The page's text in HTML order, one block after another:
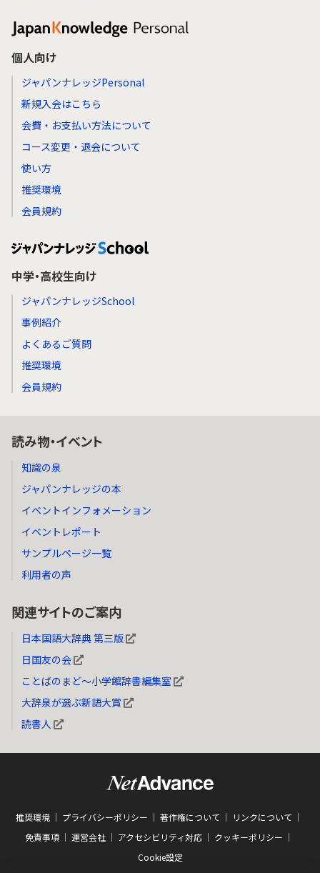
個人向け
ジャパンナレッジPersonal
新規入会はこちら
会費・お支払い方法について
コース変更・退会について
使い方
推奨環境
会員規約
中学・高校生向け
ジャパンナレッジSchool
事例紹介
よくあるご質問
推奨環境
会員規約
読み物・イベント
知識の泉
ジャパンナレッジの本
イベントインフォメーション
イベントレポート
サンプルページ一覧
利用者の声
関連サイトのご案内
日本国語大辞典 第三版
日国友の会
ことばのまど～小学館辞書編集室
大辞泉が選ぶ新語大賞
読書人
推奨環境 プライバシーポリシー 著作権について
リンクについて
免責事項
運営会社 アクセシビリティ対応
クッキーポリシー
Cookie設定